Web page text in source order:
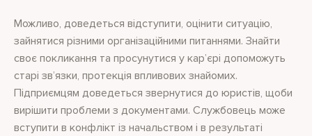
Можливо, доведеться відступити, оцінити ситуацію,
зайнятися різними організаційними питаннями. Знайти
своє покликання та просунутися у кар’єрі допоможуть
старі зв’язки, протекція впливових знайомих.
Підприємцям доведеться звернутися до юристів, щоби
вирішити проблеми з документами. Службовець може
вступити в конфлікт із начальством і в результаті